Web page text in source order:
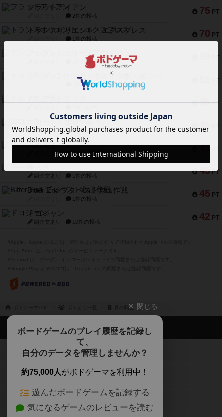
75 PT
フラットアイアン
2件の投稿
70 PT
トランスオリエント・エクスプレス
1件の投稿
PT
アンブッシュ！：ムーブアウト！
1件の投稿
PT
キャプテン・フリップ：イスラ・ボンバ
2件の投稿
46 PT
PT
エコーズ・オブ・タイム
紹介文なし 8件の投稿
45 PT
スカルキング
紹介文あり 12件の投稿
45 PT
紹介文あり 1件の投稿
45 PT
Bitter End ブタペスト救出作戦
1件の投稿
42 PT
ドコジャン
紹介文あり 10件の投稿
青の騎士 閉じる
ボードゲームのプレイ履歴を記録し
て、
自分のデータを管理しませんか？
約75,000人がボドゲーマを利用中！
遊んだボードゲームを記録する
気になるゲームのレビューを読む
ボドゲーマTOP
ボードゲームを検索する
ボードゲームの新着レビュー
ボードゲーム会情報